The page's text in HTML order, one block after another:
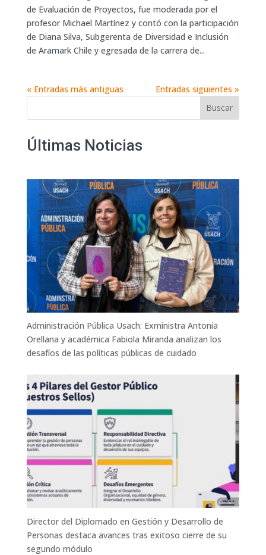
de Evaluación de Proyectos, fue moderada por el
profesor Michael Martínez y contó con la participación
de Diana Silva, Subgerenta de Diversidad e Inclusión
de Aramark Chile y egresada de la carrera de...
« Entradas más antiguas
Entradas siguientes »
Buscar
Últimas Noticias
Administración Pública Usach: Exministra Antonia
Orellana y académica Fabiola Miranda analizan los
desafíos de las políticas públicas de cuidado
Director del Diplomado en Gestión y Desarrollo de
Personas destaca avances tras exitoso cierre de su
segundo módulo